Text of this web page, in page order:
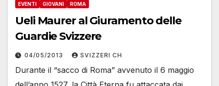
EVENTI GIOVANI ROMA
Ueli Maurer al Giuramento delle
Guardie Svizzere
04/05/2013 SVIZZERI CH
Durante il “sacco di Roma” avvenuto il 6 maggio